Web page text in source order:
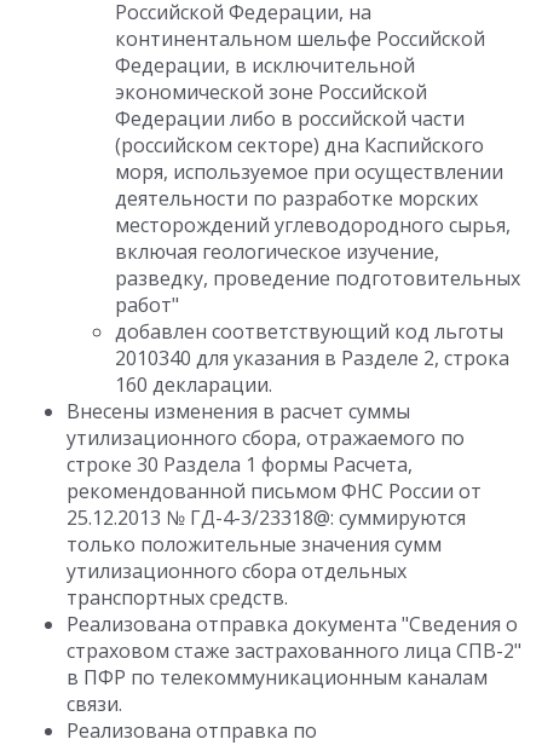
Российской Федерации, на
континентальном шельфе Российской
Федерации, в исключительной
экономической зоне Российской
Федерации либо в российской части
(российском секторе) дна Каспийского
моря, используемое при осуществлении
деятельности по разработке морских
месторождений углеводородного сырья,
включая геологическое изучение,
разведку, проведение подготовительных
работ"
добавлен соответствующий код льготы
2010340 для указания в Разделе 2, строка
160 декларации.
Внесены изменения в расчет суммы
утилизационного сбора, отражаемого по
строке 30 Раздела 1 формы Расчета,
рекомендованной письмом ФНС России от
25.12.2013 № ГД-4-3/23318@: суммируются
только положительные значения сумм
утилизационного сбора отдельных
транспортных средств.
Реализована отправка документа "Сведения о
страховом стаже застрахованного лица СПВ-2"
в ПФР по телекоммуникационным каналам
связи.
Реализована отправка по